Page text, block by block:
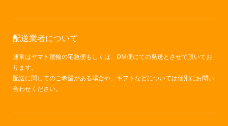
配送業者について
通常はヤマト運輸の宅急便もしくは、DM便にての発送とさせて頂いてお
ります。
配送に関してのご希望がある場合や、ギフトなどについては個別にお問い
合わせください。